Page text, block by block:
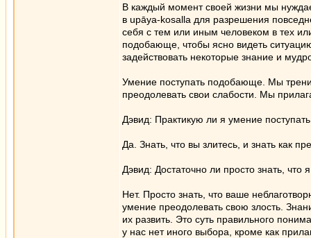
В каждый момент своей жизни мы
в upāya-kosalla для разрешения
себя с тем или иным человеком в тех
подобающе, чтобы ясно видеть
задействовать некоторые знание и
Умение поступать подобающе. Мы
преодолевать свои слабости. Мы
Дэвид: Практикую ли я умение
Да. Знать, что вы злитесь, и знать как
Дэвид: Достаточно ли просто знать, что
Нет. Просто знать, что ваше
умение преодолевать свою злость.
их развить. Это суть правильного
у нас нет иного выбора, кроме как